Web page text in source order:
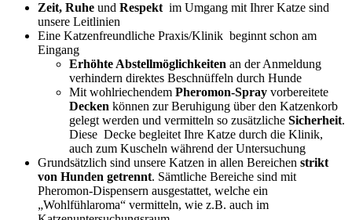
Zeit, Ruhe und Respektim Umgang mit Ihrer Katze sind
unsere Leitlinien
Eine Katzenfreundliche Praxis/Klinik beginnt schon am
Eingang
Erhöhte Abstellmöglichkeiten an der Anmeldung
verhindern direktes Beschnüffeln durch Hunde
Mit wohlriechendem Pheromon-Spray vorbereitete
Decken können zur Beruhigung über den Katzenkorb
gelegt werden und vermitteln so zusätzliche Sicherheit.
Diese Decke begleitet Ihre Katze durch die Klinik,
auch zum Kuscheln während der Untersuchung
Grundsätzlich sind unsere Katzen in allen Bereichen strikt
von Hunden getrennt. Sämtliche Bereiche sind mit
Pheromon-Dispensern ausgestattet, welche ein
„Wohlfühlaroma“ vermitteln, wie z.B. auch im